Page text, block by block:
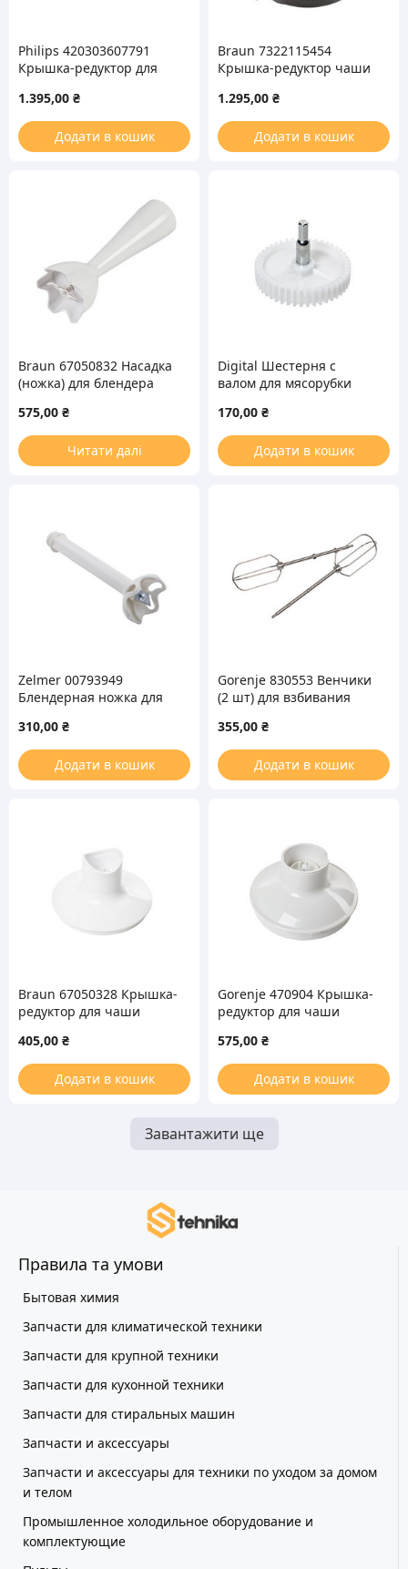
Philips 420303607791
Крышка-редуктор для
1000ml CP9712/01
блендера
1.395,00 ₴
Додати в кошик
Braun 7322115454
Крышка-редуктор чаши
1.295,00 ₴
Додати в кошик
Braun 67050832 Насадка
(ножка) для блендера
575,00 ₴
Читати далі
Digital Шестерня с
валом для мясорубки
170,00 ₴
Додати в кошик
Zelmer 00793949
Блендерная ножка для
310,00 ₴
Додати в кошик
Gorenje 830553 Венчики
(2 шт) для взбивания
355,00 ₴
Додати в кошик
Braun 67050328 Крышка-
редуктор для чаши
блендера
405,00 ₴
Додати в кошик
Gorenje 470904 Крышка-
редуктор для чаши
блендера
575,00 ₴
Додати в кошик
Завантажити ще
Правила та умови
Бытовая химия
Запчасти для климатической техники
Запчасти для крупной техники
Запчасти для кухонной техники
Запчасти для стиральных машин
Запчасти и аксессуары
Запчасти и аксессуары для техники по уходом за домом
и телом
Промышленное холодильное оборудование и
комплектующие